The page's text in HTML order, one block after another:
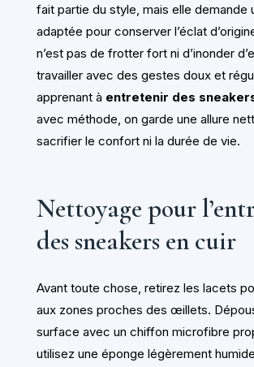
fait partie du style, mais elle demande
adaptée pour conserver l’éclat
n’est pas de frotter fort ni d’inonder
travailler avec des gestes doux et
apprenant à entretenir des
avec méthode, on garde une allure
sacrifier le confort ni la durée de vie.
Nettoyage pour
des sneakers en cuir
Avant toute chose, retirez les lacets
aux zones proches des œillets.
surface avec un chiffon microfibre
utilisez une éponge légèrement